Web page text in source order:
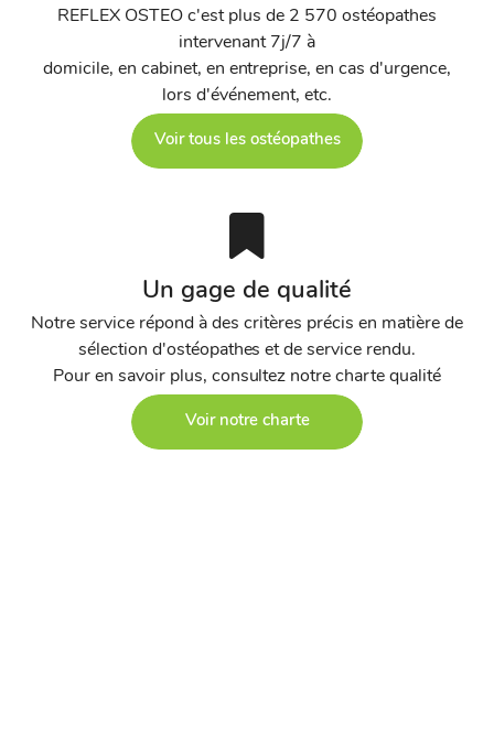
REFLEX OSTEO c'est plus de 2 570 ostéopathes
intervenant 7j/7 à
domicile, en cabinet, en entreprise, en cas d'urgence,
lors d'événement, etc.
Voir tous les ostéopathes
Un gage de qualité
Notre service répond à des critères précis en matière de
sélection d'ostéopathes et de service rendu.
Pour en savoir plus, consultez notre charte qualité
Voir notre charte